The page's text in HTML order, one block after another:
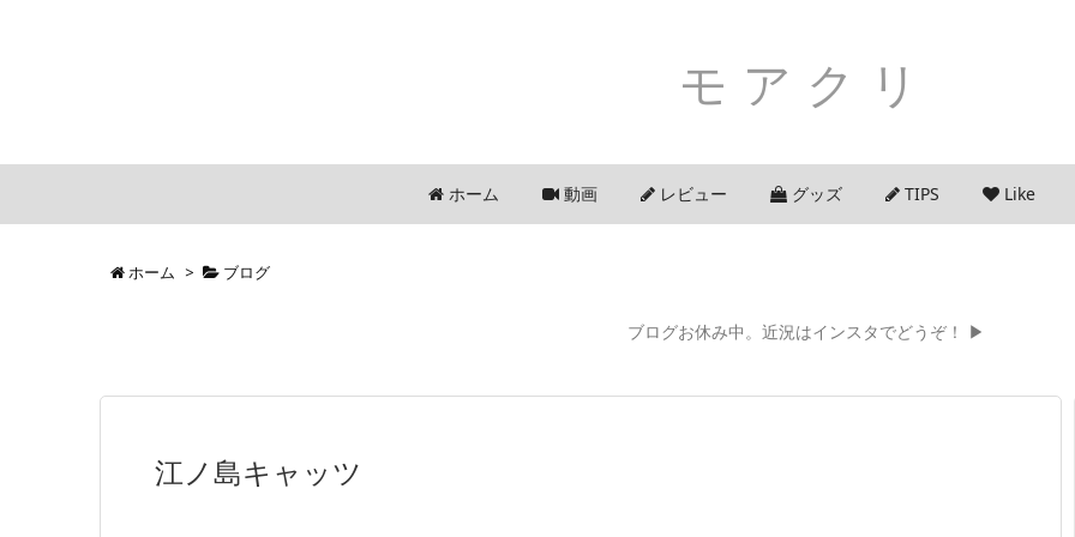
モアクリ
ホーム 動画 レビュー グッズ TIPS Like
ホーム > ブログ
ブログお休み中。近況はインスタでどうぞ！ ▶
江ノ島キャッツ